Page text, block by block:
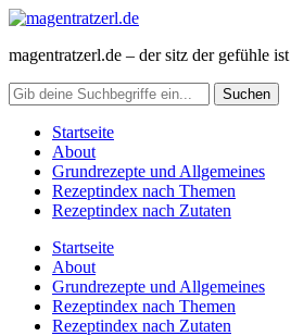
magentratzerl.de – der sitz der gefühle
Startseite
About
Grundrezepte und Allgemeines
Rezeptindex nach Themen
Rezeptindex nach Zutaten
Startseite
About
Grundrezepte und Allgemeines
Rezeptindex nach Themen
Rezeptindex nach Zutaten